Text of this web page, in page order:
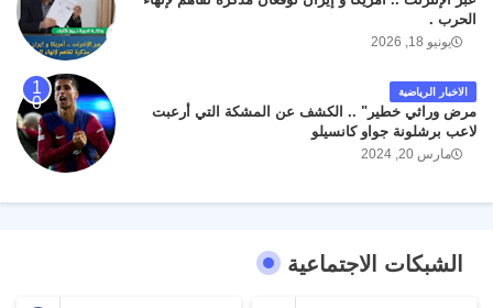
الحرب .
يونيو 18, 2026
الاخبار الرياضية
مرض وراثي خطير" .. الكشف عن المشكة التي أرعبت
لاعب برشلونة جواو كانسيلو
مارس 20, 2024
الشبكات الاجتماعية